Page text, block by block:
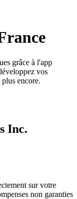
grâce à l'app
vos
encore.
Inc.
sur votre
non garanties